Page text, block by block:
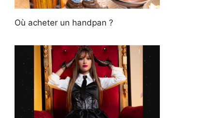
Où acheter un handpan ?